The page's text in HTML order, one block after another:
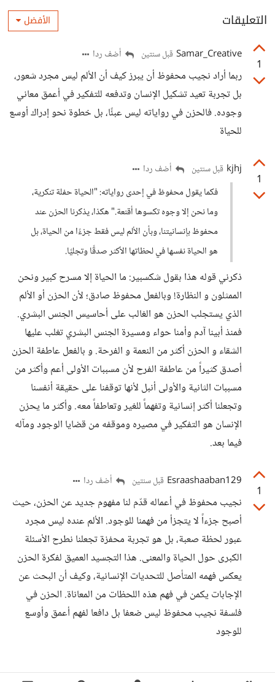
التعليقات الأفضل
1
Samar_Creative قبل سنتين أضف ردا
ربما أراد نجيب محفوظ أن يبرز كيف أن الألم ليس مجرد شعور،
بل تجربة تعيد تشكيل الإنسان وتدفعه للتفكير في أعمق معاني
وجوده. فالحزن في رواياته ليس عبئًا، بل خطوة نحو إدراك أوسع
للحياة
1
kjhj قبل سنتين
أضف ردا
فكما يقول محفوظ في إحدى رواياته: "الحياة حفلة تنكرية،
وما نحن إلا وجوه تكسوها أقنعة." هكذا، يذكرنا الحزن عند
محفوظ بإنسانيتنا، وبأن الألم ليس فقط جزءًا من الحياة، بل
هو الحياة نفسها في لحظاتها الأكثر صدقًا وتجليًا.
ذكرني قوله هذا بقول شكسبير: ما الحياة إلا مسرح كبير ونحن
الممثلون و النظارة! وبالفعل محفوظ صادق؛ لأن الحزن أو الألم
الذي يستجلب الحزن هو الغالب على أحاسيس الجنس البشري.
فمنذ أبينا آدم وأمنا حواء ومسيرة الجنس البشري تغلب عليها
الشقاء و الحزن أكثر من النعمة و الفرحة. و بالفعل عاطفة الحزن
أصدق كثيراً من عاطفة الفرح لأن مسببات الأولى أعم وأكثر من
مسببات الثانية والأولى أنبل لأنها توقفنا على حقيقة أنفسنا
وتجعلنا أكثر إنسانية وتفهماً للغير وتعاطفاً معه. وأكثر ما يحزن
الإنسان هو التفكير في مصيره وموقفه من قضايا الوجود ومآله
فيما بعد.
1
Esraashaaban129 قبل سنتين أضف ردا
نجيب محفوظ في أعماله قدّم لنا مفهوم جديد عن الحزن، حيث
أصبح جزءاً لا يتجزأ من فهمنا للوجود. الألم عنده ليس مجرد
عبور لحظة صعبة، بل هو تجربة محفزة تجعلنا نطرح الأسئلة
الكبرى حول الحياة والمعنى. هذا التجسيد العميق لفكرة الحزن
يعكس فهمه المتأصل للتحديات الإنسانية، وكيف أن البحث عن
الإجابات يكمن في فهم هذه اللحظات من المعاناة. الحزن في
فلسفة نجيب محفوظ ليس ضعفا بل دافعا لفهم أعمق وأوسع
للوجود